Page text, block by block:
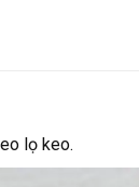
lọ keo.